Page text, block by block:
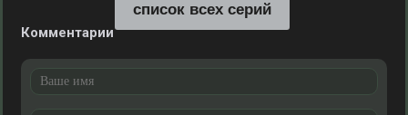
список всех серий
Комментарии